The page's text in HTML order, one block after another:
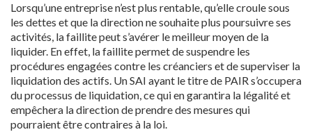
Lorsqu’une entreprise n’est plus rentable, qu’elle croule sous
les dettes et que la direction ne souhaite plus poursuivre ses
activités, la faillite peut s’avérer le meilleur moyen de la
liquider. En effet, la faillite permet de suspendre les
procédures engagées contre les créanciers et de superviser la
liquidation des actifs. Un SAI ayant le titre de PAIR s’occupera
du processus de liquidation, ce qui en garantira la légalité et
empêchera la direction de prendre des mesures qui
pourraient être contraires à la loi.